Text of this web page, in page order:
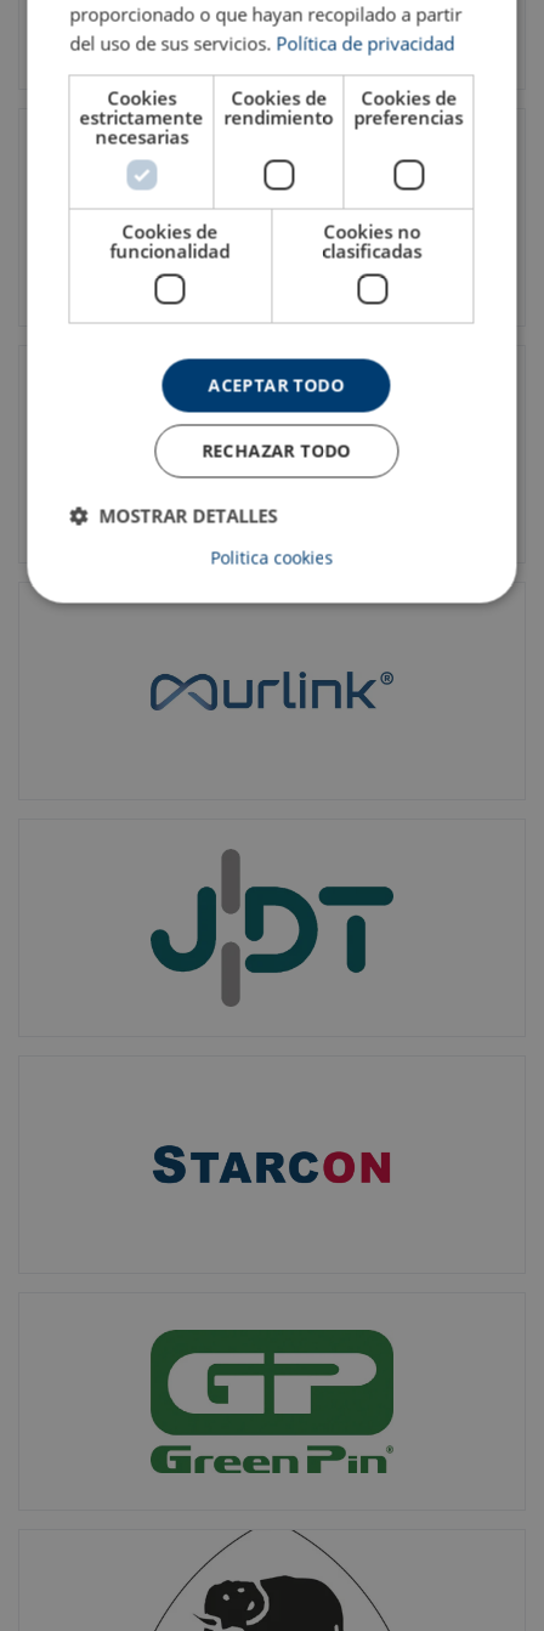
proporcionado o que hayan recopilado a partir
del uso de sus servicios. Política de privacidad
Cookies
estrictamente
necesarias
Cookies de
rendimiento
Cookies de
preferencias
Cookies de
funcionalidad
Cookies no
clasificadas
ACEPTAR TODO
RECHAZAR TODO
MOSTRAR DETALLES
Politica cookies